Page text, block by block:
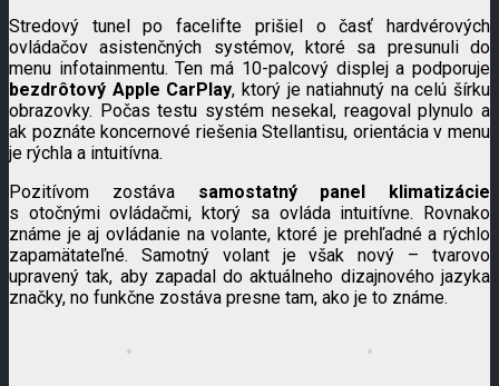
Stredový tunel po facelifte prišiel o časť hardvérových
ovládačov asistenčných systémov, ktoré sa presunuli do
menu infotainmentu. Ten má 10-palcový displej a podporuje
bezdrôtový Apple CarPlay, ktorý je natiahnutý na celú šírku
obrazovky. Počas testu systém nesekal, reagoval plynulo a
ak poznáte koncernové riešenia Stellantisu, orientácia v menu
je rýchla a intuitívna.
Pozitívom zostáva samostatný panel klimatizácie
s otočnými ovládačmi, ktorý sa ovláda intuitívne. Rovnako
známe je aj ovládanie na volante, ktoré je prehľadné a rýchlo
zapamätateľné. Samotný volant je však nový – tvarovo
upravený tak, aby zapadal do aktuálneho dizajnového jazyka
značky, no funkčne zostáva presne tam, ako je to známe.